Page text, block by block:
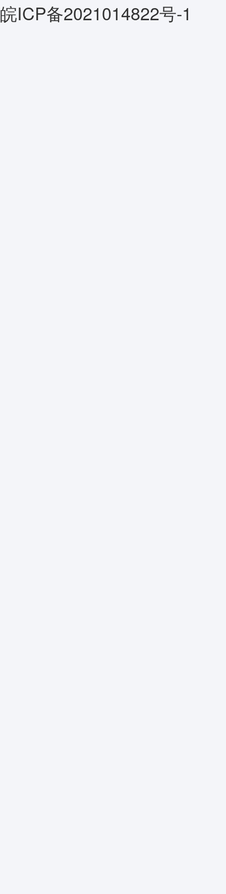
皖ICP备2021014822号-1